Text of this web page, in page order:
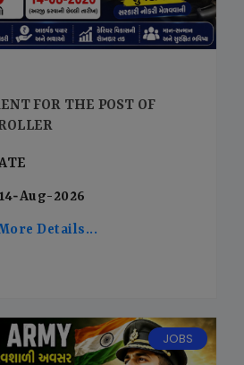
FOR THE POST OF
Aug-2026
Details...
JOBS